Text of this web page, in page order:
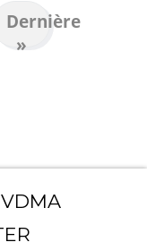
Dernière
page
Dernière
»